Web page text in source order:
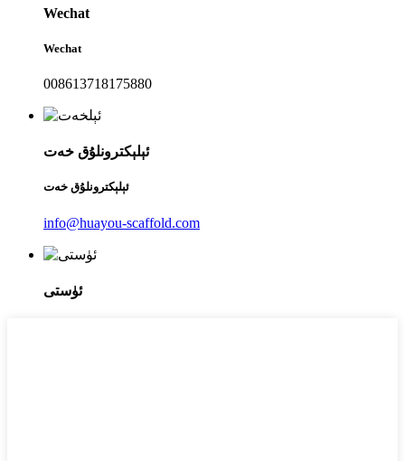
Wechat
Wechat
008613718175880
ئېلېكترونلۇق خەت
ئېلېكترونلۇق خەت
info@huayou-scaffold.com
ئۈستى